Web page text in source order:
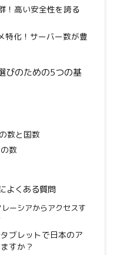
！高い安全性を誇る
特化！サーバー数が豊
びのための5つの基
数と国数
数
よくある質問
ーシアからアクセスす
ブレットで日本のア
すか？